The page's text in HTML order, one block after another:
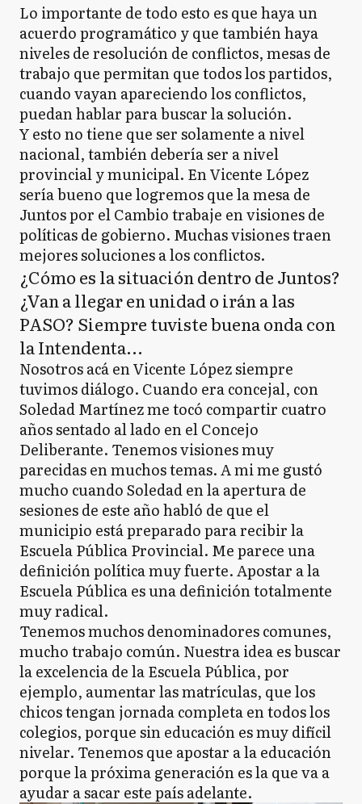
Lo importante de todo esto es que haya un
acuerdo programático y que también haya
niveles de resolución de conflictos, mesas de
trabajo que permitan que todos los partidos,
cuando vayan apareciendo los conflictos,
puedan hablar para buscar la solución.
Y esto no tiene que ser solamente a nivel
nacional, también debería ser a nivel
provincial y municipal. En Vicente López
sería bueno que logremos que la mesa de
Juntos por el Cambio trabaje en visiones de
políticas de gobierno. Muchas visiones traen
mejores soluciones a los conflictos.
¿Cómo es la situación dentro de Juntos?
¿Van a llegar en unidad o irán a las
PASO? Siempre tuviste buena onda con
la Intendenta...
Nosotros acá en Vicente López siempre
tuvimos diálogo. Cuando era concejal, con
Soledad Martínez me tocó compartir cuatro
años sentado al lado en el Concejo
Deliberante. Tenemos visiones muy
parecidas en muchos temas. A mi me gustó
mucho cuando Soledad en la apertura de
sesiones de este año habló de que el
municipio está preparado para recibir la
Escuela Pública Provincial. Me parece una
definición política muy fuerte. Apostar a la
Escuela Pública es una definición totalmente
muy radical.
Tenemos muchos denominadores comunes,
mucho trabajo común. Nuestra idea es buscar
la excelencia de la Escuela Pública, por
ejemplo, aumentar las matrículas, que los
chicos tengan jornada completa en todos los
colegios, porque sin educación es muy difícil
nivelar. Tenemos que apostar a la educación
porque la próxima generación es la que va a
ayudar a sacar este país adelante.